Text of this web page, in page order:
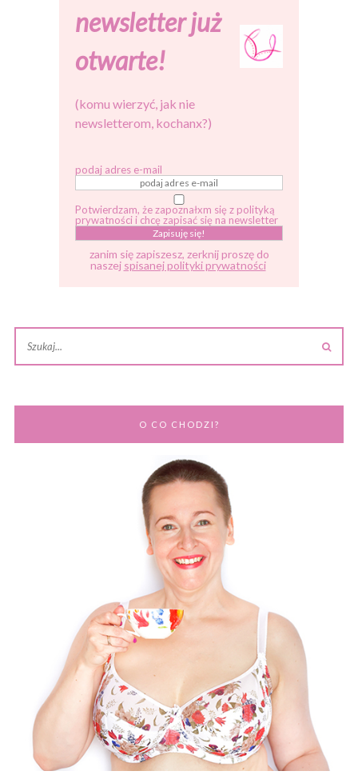
newsletter już
otwarte!
(komu wierzyć, jak nie
newsletterom, kochanx?)
podaj adres e-mail
Potwierdzam, że zapoznałxm się z polityką
prywatności i chcę zapisać się na newsletter
zanim się zapiszesz, zerknij proszę do
naszej spisanej polityki prywatności
O CO CHODZI?